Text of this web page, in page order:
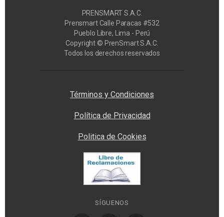
PRENSMART S.A.C.
Prensmart Calle Paracas #532
Pueblo Libre, Lima - Perú
Copyright © PrenSmart S.A.C.
Todos los derechos reservados
Términos y Condiciones
Política de Privacidad
Politica de Cookies
SÍGUENOS